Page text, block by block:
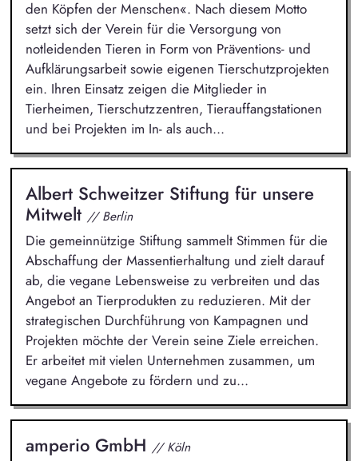
den Köpfen der Menschen«. Nach diesem Motto
setzt sich der Verein für die Versorgung von
notleidenden Tieren in Form von Präventions- und
Aufklärungsarbeit sowie eigenen Tierschutzprojekten
ein. Ihren Einsatz zeigen die Mitglieder in
Tierheimen, Tierschutzzentren, Tierauffangstationen
und bei Projekten im In- als auch...
Albert Schweitzer Stiftung für unsere
Mitwelt // Berlin
Die gemeinnützige Stiftung sammelt Stimmen für die
Abschaffung der Massentierhaltung und zielt darauf
ab, die vegane Lebensweise zu verbreiten und das
Angebot an Tierprodukten zu reduzieren. Mit der
strategischen Durchführung von Kampagnen und
Projekten möchte der Verein seine Ziele erreichen.
Er arbeitet mit vielen Unternehmen zusammen, um
vegane Angebote zu fördern und zu...
amperio GmbH // Köln